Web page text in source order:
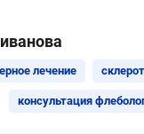
лечение
консультация